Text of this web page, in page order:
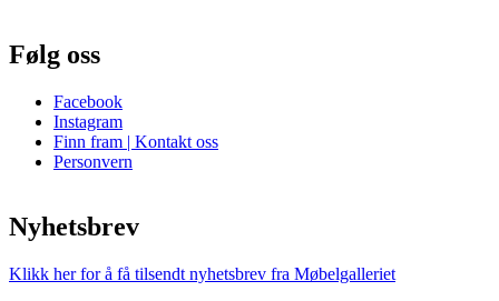
Følg oss
Facebook
Instagram
Finn fram | Kontakt oss
Personvern
Nyhetsbrev
Klikk her for å få tilsendt nyhetsbrev fra Møbelgalleriet